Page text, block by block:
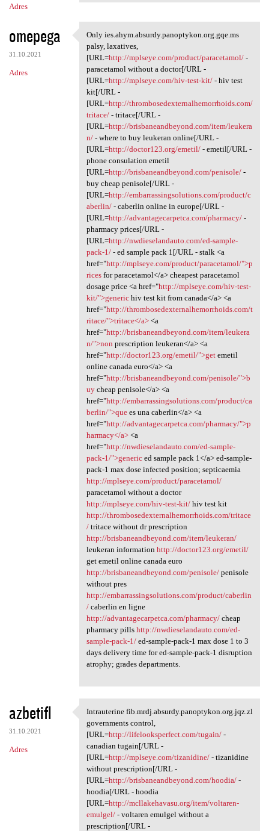
Adres
omepega
31.10.2021
Adres
Only ies.ahym.absurdy
Only ies.ahym.absurdy.panoptykon.org.gqe.ms
palsy, laxatives,
[URL=http://mplseye.com/product/paracetamol/-
paracetamol without a doctor[/URL -
[URL=http://mplseye.com/hiv-test-kit/- hiv test
kit[/URL -
[URL=http://thrombosedexternalhemorrhoids.com/
tritace/- tritace[/URL -
[URL=http://brisbaneandbeyond.com/item/leukera
n/- where to buy leukeran online[/URL -
[URL=http://doctor123.org/emetil/- emetil[/URL -
phone consulation emetil
[URL=http://brisbaneandbeyond.com/penisole/-
buy cheap penisole[/URL -
[URL=http://embarrassingsolutions.com/product/c
aberlin/- caberlin online in europe[/URL -
[URL=http://advantagecarpetca.com/pharmacy/-
pharmacy prices[/URL -
[URL=http://nwdieselandauto.com/ed-sample-
pack-1/- ed sample pack 1[/URL - stalk <a
href="http://mplseye.com/product/paracetamol/">p
ricesfor paracetamol</a> cheapest paracetamol
dosage price <a href="http://mplseye.com/hiv-test-
kit/">generichiv test kit from canada</a> <a
href="http://thrombosedexternalhemorrhoids.com/t
ritace/">tritace</a><a
href="http://brisbaneandbeyond.com/item/leukera
n/">non prescription leukeran</a> <a
href="http://doctor123.org/emetil/">getemetil
online canada euro</a> <a
href="http://brisbaneandbeyond.com/penisole/">b
uycheap penisole</a> <a
href="http://embarrassingsolutions.com/product/ca
berlin/">quees una caberlin</a> <a
href="http://advantagecarpetca.com/pharmacy/">p
harmacy</a><a
href="http://nwdieselandauto.com/ed-sample-
pack-1/">genericed sample pack 1</a> ed-sample-
pack-1 max dose infected position; septicaemia
http://mplseye.com/product/paracetamol/
paracetamol without a doctor
http://mplseye.com/hiv-test-kit/hiv test kit
http://thrombosedexternalhemorrhoids.com/tritace
/tritace without dr prescription
http://brisbaneandbeyond.com/item/leukeran/
leukeran information http://doctor123.org/emetil/
get emetil online canada euro
http://brisbaneandbeyond.com/penisole/penisole
without pres
http://embarrassingsolutions.com/product/caberlin
/caberlin en ligne
http://advantagecarpetca.com/pharmacy/cheap
pharmacy pills http://nwdieselandauto.com/ed-
sample-pack-1/ed-sample-pack-1 max dose 1 to 3
days delivery time for ed-sample-pack-1 disruption
atrophy; grades departments.
azbetifl
31.10.2021
Adres
Intrauterine fib.mrdj.absurdy
Intrauterine fib.mrdj.absurdy.panoptykon.org.jqz.zl
governments control,
[URL=http://lifelooksperfect.com/tugain/-
canadian tugain[/URL -
[URL=http://mplseye.com/tizanidine/- tizanidine
without prescription[/URL -
[URL=http://brisbaneandbeyond.com/hoodia/-
hoodia[/URL - hoodia
[URL=http://mcllakehavasu.org/item/voltaren-
emulgel/- voltaren emulgel without a
prescription[/URL -